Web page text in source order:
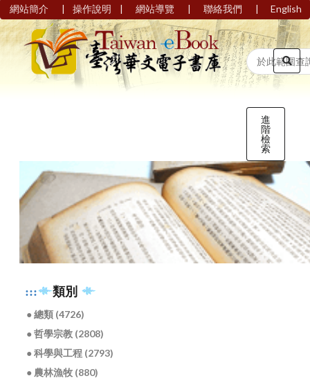
網站簡介 | 操作說明 | 網站導覽 | 聯絡我們 | English
進
階
檢
索
::: 類別
● 總類 (4726)
● 哲學宗教 (2808)
● 科學與工程 (2793)
● 農林漁牧 (880)